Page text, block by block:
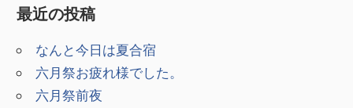
ョ
ン
最近の投稿
なんと今日は夏合宿
六月祭お疲れ様でした。
六月祭前夜